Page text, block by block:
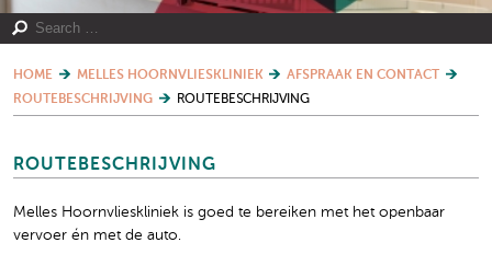
HOME MELLES HOORNVLIESKLINIEK
AFSPRAAK EN CONTACT
ROUTEBESCHRIJVING
ROUTEBESCHRIJVING
ROUTEBESCHRIJVING
Melles Hoornvlieskliniek is goed te bereiken met het openbaar
vervoer én met de auto.